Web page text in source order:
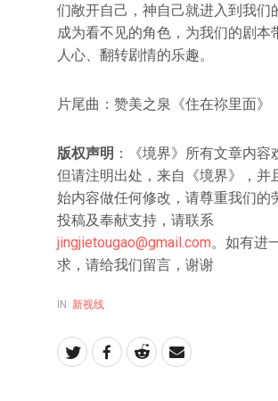
们敞开自己，神自己就进入到我们
成为看不见的角色，为我们的剧本
人心、翻转剧情的乐趣。
片尾曲：赞美之泉《住在祢里面》
版权声明 ：《境界》所有文章内容
但请注明出处，来自《境界》，并
始内容做任何修改，请尊重我们的
投稿及奉献支持，请联系
jingjietougao@gmail.com。如有进
求，请给我们留言，谢谢
IN: 新视线